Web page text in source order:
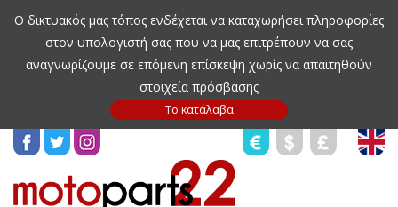
Ο δικτυακός μας τόπος ενδέχεται να καταχωρήσει πληροφορίες
στον υπολογιστή σας που να μας επιτρέπουν να σας
αναγνωρίζουμε σε επόμενη επίσκεψη χωρίς να απαιτηθούν
στοιχεία πρόσβασης